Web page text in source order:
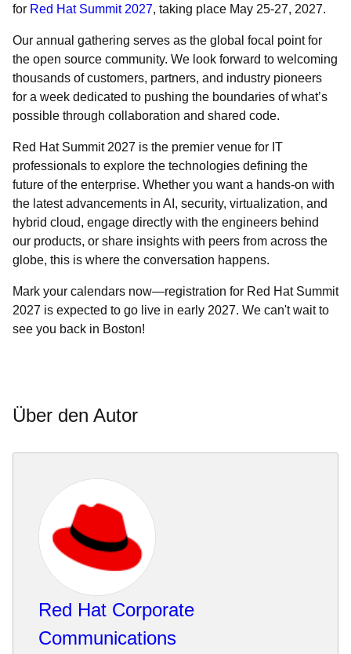
for Red Hat Summit 2027, taking place May 25-27, 2027.
Our annual gathering serves as the global focal point for
the open source community. We look forward to welcoming
thousands of customers, partners, and industry pioneers
for a week dedicated to pushing the boundaries of what’s
possible through collaboration and shared code.
Red Hat Summit 2027 is the premier venue for IT
professionals to explore the technologies defining the
future of the enterprise. Whether you want a hands-on with
the latest advancements in AI, security, virtualization, and
hybrid cloud, engage directly with the engineers behind
our products, or share insights with peers from across the
globe, this is where the conversation happens.
Mark your calendars now—registration for Red Hat Summit
2027 is expected to go live in early 2027. We can't wait to
see you back in Boston!
Über den Autor
Red Hat Corporate
Communications